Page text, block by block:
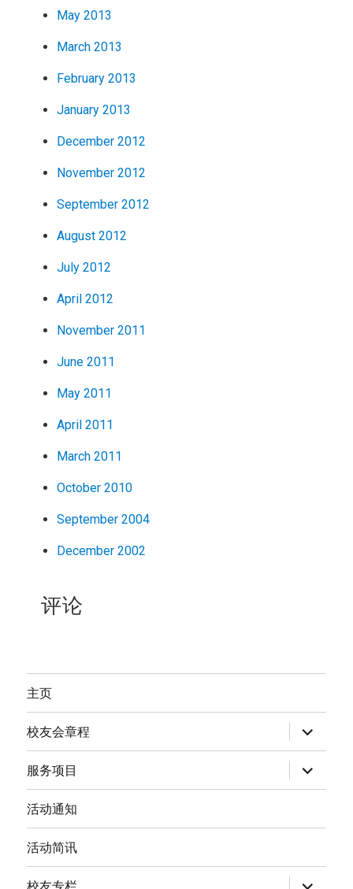
May 2013
March 2013
February 2013
January 2013
December 2012
November 2012
September 2012
August 2012
July 2012
April 2012
November 2011
June 2011
May 2011
April 2011
March 2011
October 2010
September 2004
December 2002
评论
主页
校友会章程
expand
child
menu
服务项目
expand
child
menu
活动通知
活动简讯
expand